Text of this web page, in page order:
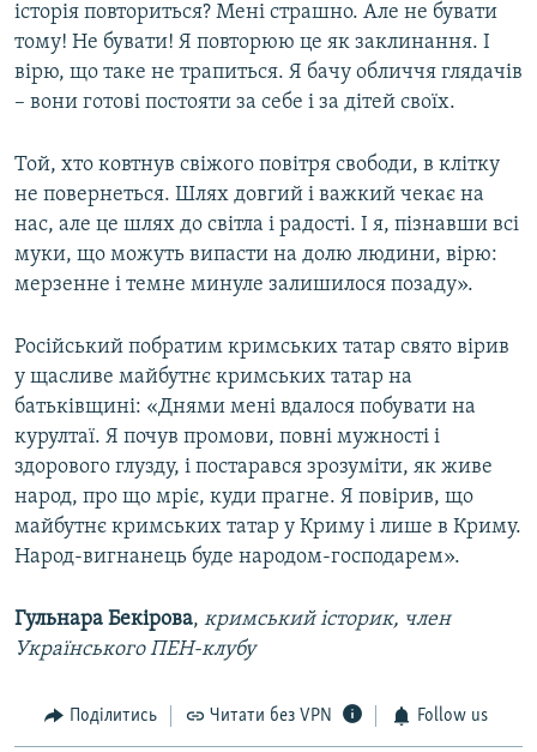
історія повториться? Мені страшно. Але не бувати
тому! Не бувати! Я повторюю це як заклинання. І
вірю, що таке не трапиться. Я бачу обличчя глядачів
– вони готові постояти за себе і за дітей своїх.
Той, хто ковтнув свіжого повітря свободи, в клітку
не повернеться. Шлях довгий і важкий чекає на
нас, але це шлях до світла і радості. І я, пізнавши всі
муки, що можуть випасти на долю людини, вірю:
мерзенне і темне минуле залишилося позаду».
Російський побратим кримських татар свято вірив
у щасливе майбутнє кримських татар на
батьківщині: «Днями мені вдалося побувати на
курултаї. Я почув промови, повні мужності і
здорового глузду, і постарався зрозуміти, як живе
народ, про що мріє, куди прагне. Я повірив, що
майбутнє кримських татар у Криму і лише в Криму.
Народ-вигнанець буде народом-господарем».
Гульнара Бекірова, кримський історик, член
Українського ПЕН-клубу
Поділитись Читати без VPN Follow us